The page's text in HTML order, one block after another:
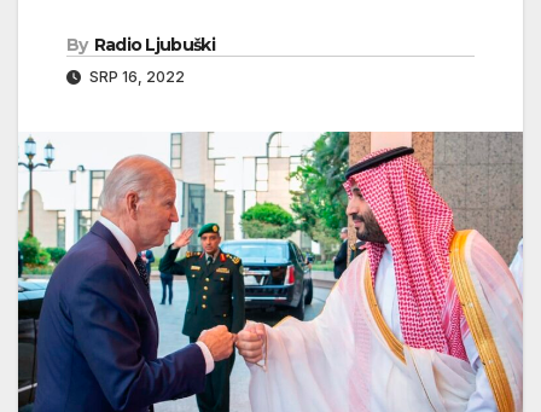
By Radio Ljubuški
SRP 16, 2022